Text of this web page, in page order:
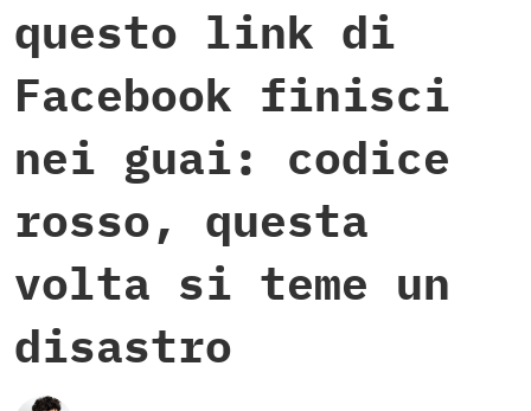
questo link di
Facebook finisci
nei guai: codice
rosso, questa
volta si teme un
disastro